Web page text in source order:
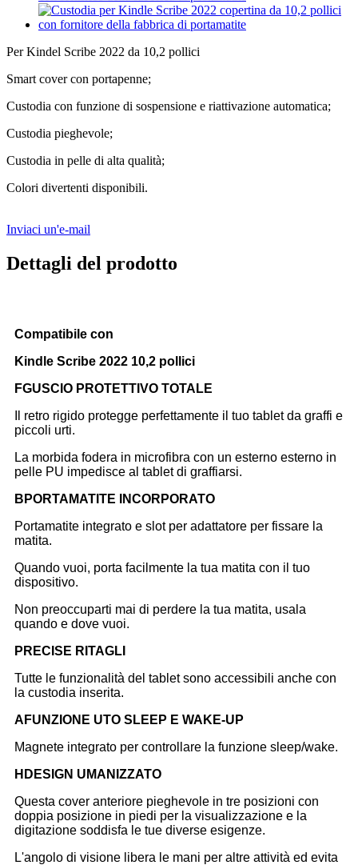
Per Kindel Scribe 2022 da 10,2 pollici
Smart cover con portapenne;
Custodia con funzione di sospensione e riattivazione automatica;
Custodia pieghevole;
Custodia in pelle di alta qualità;
Colori divertenti disponibili.
Inviaci un'e-mail
Dettagli del prodotto
Compatibile con
Kindle Scribe 2022 10,2 pollici
FGUSCIO PROTETTIVO TOTALE
Il retro rigido protegge perfettamente il tuo tablet da graffi e
piccoli urti.
La morbida fodera in microfibra con un esterno esterno in
pelle PU impedisce al tablet di graffiarsi.
B PORTAMATITE INCORPORATO
Portamatite integrato e slot per adattatore per fissare la
matita.
Quando vuoi, porta facilmente la tua matita con il tuo
dispositivo.
Non preoccuparti mai di perdere la tua matita, usala
quando e dove vuoi.
P RECISE RITAGLI
Tutte le funzionalità del tablet sono accessibili anche con
la custodia inserita.
A FUNZIONE UTO SLEEP E WAKE-UP
Magnete integrato per controllare la funzione sleep/wake.
H DESIGN UMANIZZATO
Questa cover anteriore pieghevole in tre posizioni con
doppia posizione in piedi per la visualizzazione e la
digitazione soddisfa le tue diverse esigenze.
L'angolo di visione libera le mani per altre attività ed evita